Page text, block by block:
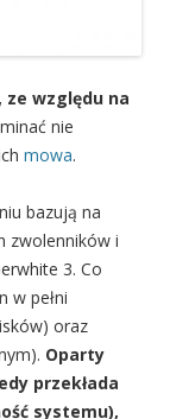
względu na
nie
mowa.
bazują na
zwolenników i
3. Co
w pełni
oraz
Oparty
przekłada
systemu),